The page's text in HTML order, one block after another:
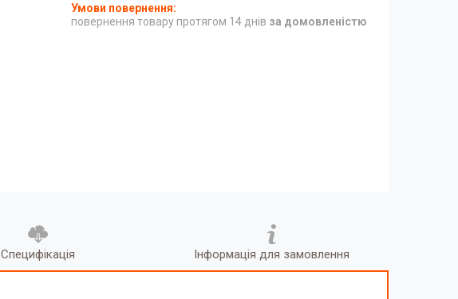
повернення товару протягом 14 днів за домовленістю
Специфікація Інформація для замовлення